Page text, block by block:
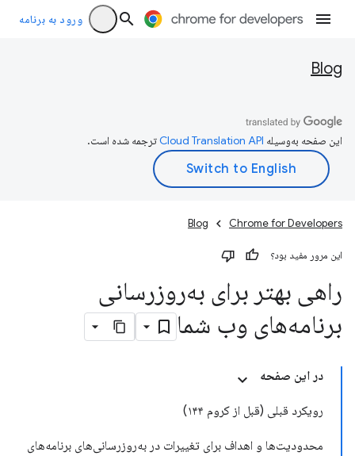
ورود به برنامه
Blog
این صفحه به‌وسیله ترجمه شده است.
Chrome for Developers
Blog
این مرور مفید بود؟
راهی بهتر برای به‌روزرسانی
برنامه‌های وب شما
در این صفحه
رویکرد قبلی (قبل از کروم ۱۴۴)
محدودیت‌ها و اهداف برای تغییرات در به‌روزرسانی‌های برنامه‌های